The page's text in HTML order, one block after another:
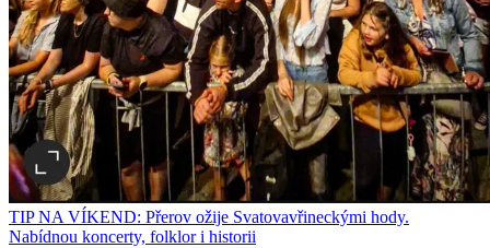
TIP NA VÍKEND: Přerov ožije Svatovavřineckými hody.
Nabídnou koncerty, folklor i historii